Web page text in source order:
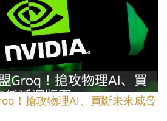
！搶攻物理AI、買斷未來威脅